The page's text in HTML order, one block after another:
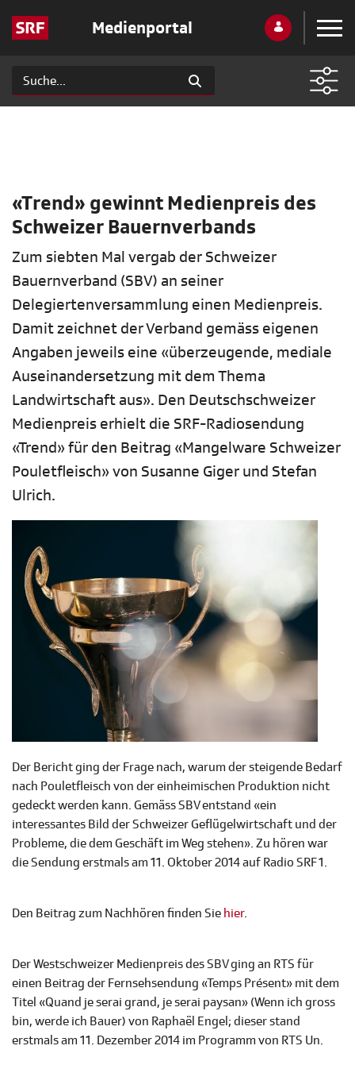
Medienportal
«Trend» gewinnt Medienpreis des
Schweizer Bauernverbands
Zum siebten Mal vergab der Schweizer
Bauernverband (SBV) an seiner
Delegiertenversammlung einen Medienpreis.
Damit zeichnet der Verband gemäss eigenen
Angaben jeweils eine «überzeugende, mediale
Auseinandersetzung mit dem Thema
Landwirtschaft aus». Den Deutschschweizer
Medienpreis erhielt die SRF-Radiosendung
«Trend» für den Beitrag «Mangelware Schweizer
Pouletfleisch» von Susanne Giger und Stefan
Ulrich.
Der Bericht ging der Frage nach, warum der steigende Bedarf
nach Pouletfleisch von der einheimischen Produktion nicht
gedeckt werden kann. Gemäss SBV entstand «ein
interessantes Bild der Schweizer Geflügelwirtschaft und der
Probleme, die dem Geschäft im Weg stehen». Zu hören war
die Sendung erstmals am 11. Oktober 2014 auf Radio SRF 1.
Den Beitrag zum Nachhören finden Sie hier.
Der Westschweizer Medienpreis des SBV ging an RTS für
einen Beitrag der Fernsehsendung «Temps Présent» mit dem
Titel «Quand je serai grand, je serai paysan» (Wenn ich gross
bin, werde ich Bauer) von Raphaël Engel; dieser stand
erstmals am 11. Dezember 2014 im Programm von RTS Un.